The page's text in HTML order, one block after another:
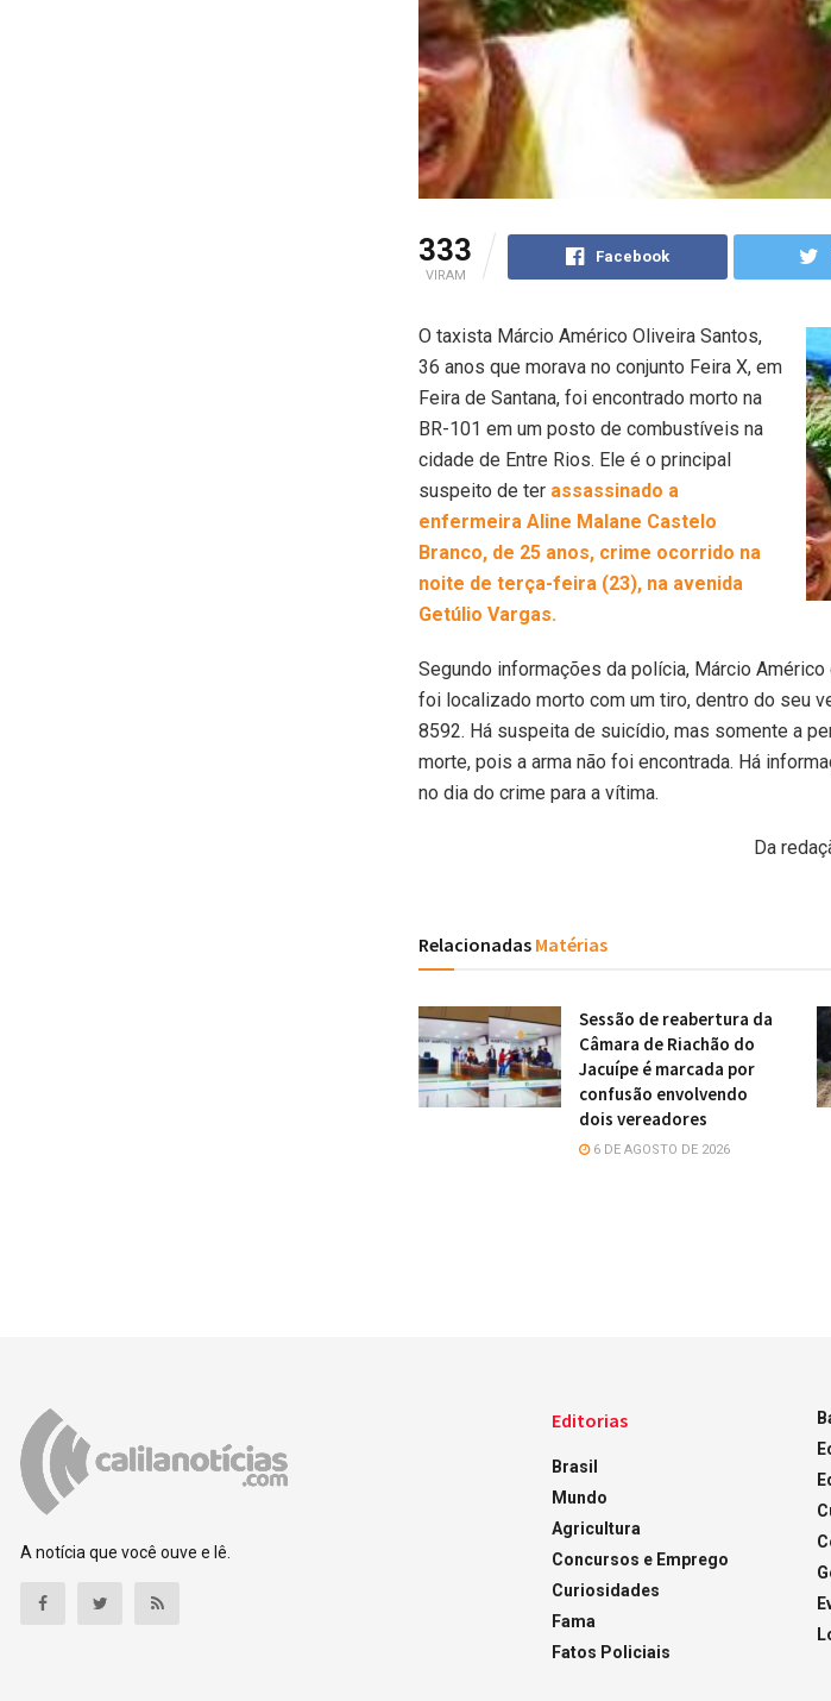
333
VIRAM
Facebook
O taxista Márcio Américo Oliveira Santos,
36 anos que morava no conjunto Feira X, em
Feira de Santana, foi encontrado morto na
BR-101 em um posto de combustíveis na
cidade de Entre Rios. Ele é o principal
suspeito de ter assassinado a
enfermeira Aline Malane Castelo
Branco, de 25 anos, crime ocorrido na
noite de terça-feira (23), na avenida
Getúlio Vargas.
Segundo informações da polícia, Márcio
foi localizado morto com um tiro, dentro do seu
8592. Há suspeita de suicídio, mas somente a
morte, pois a arma não foi encontrada. Há
no dia do crime para a vítima.
Da
Relacionadas Matérias
Sessão de reabertura da
Câmara de Riachão do
Jacuípe é marcada por
confusão envolvendo
dois vereadores
6 DE AGOSTO DE 2026
A notícia que você ouve e lê.
Editorias
Brasil
Mundo
Agricultura
Concursos e Emprego
Curiosidades
Fama
Fatos Policiais